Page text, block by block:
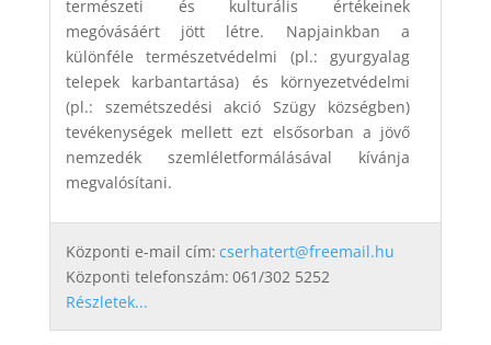
természeti és kulturális értékeinek
megóvásáért jött létre. Napjainkban a
különféle természetvédelmi (pl.: gyurgyalag
telepek karbantartása) és környezetvédelmi
(pl.: szemétszedési akció Szügy községben)
tevékenységek mellett ezt elsősorban a jövő
nemzedék szemléletformálásával kívánja
megvalósítani.
Központi e-mail cím: cserhatert@freemail.hu
Központi telefonszám: 061/302 5252
Részletek...